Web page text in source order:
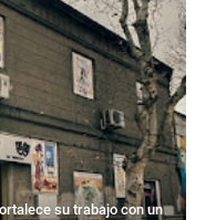
su trabajo con un